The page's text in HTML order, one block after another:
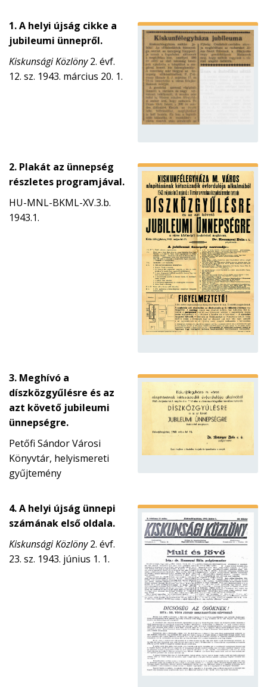
1. A helyi újság cikke a
jubileumi ünnepről.
Kiskunsági Közlöny2. évf.
12. sz. 1943. március 20. 1.
2. Plakát az ünnepség
részletes programjával.
HU-MNL-BKML-XV.3.b.
1943.1.
3. Meghívó a
díszközgyűlésre és az
azt követő jubileumi
ünnepségre.
Petőfi Sándor Városi
Könyvtár, helyismereti
gyűjtemény
4. A helyi újság ünnepi
számának első oldala.
Kiskunsági Közlöny2. évf.
23. sz. 1943. június 1. 1.